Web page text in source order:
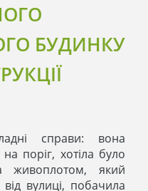
БУДИНКУ
справи: вона
поріг, хотіла було
живоплотом, який
від вулиці, побачила